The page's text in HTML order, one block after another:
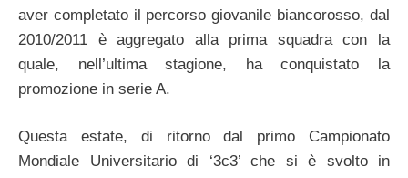
aver completato il percorso giovanile biancorosso, dal
2010/2011 è aggregato alla prima squadra con la
quale, nell’ultima stagione, ha conquistato la
promozione in serie A.
Questa estate, di ritorno dal primo Campionato
Mondiale Universitario di ‘3c3’ che si è svolto in